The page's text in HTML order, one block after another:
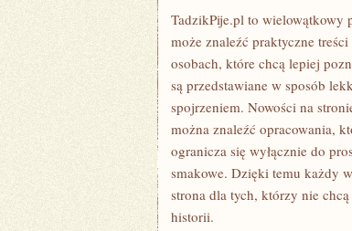
I
TadzikPije.pl to wielowątkowy
może znaleźć praktyczne
osobach, które chcą lepiej
są przedstawiane w sposób
spojrzeniem. Nowości na
można znaleźć opracowania,
ogranicza się wyłącznie do
smakowe. Dzięki temu każdy
strona dla tych, którzy nie
historii.